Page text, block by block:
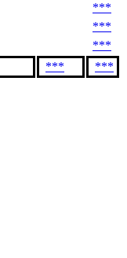
***
***
***
***
***